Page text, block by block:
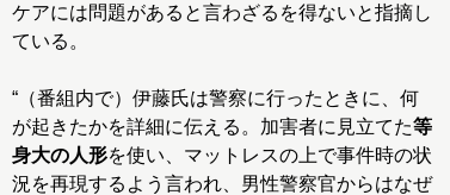
ケアには問題があると言わざるを得ないと指摘し
ている。
“（番組内で）伊藤氏は警察に行ったときに、何
が起きたかを詳細に伝える。加害者に見立てた等
身大の人形を使い、マットレスの上で事件時の状
況を再現するよう言われ、男性警察官からはなぜ